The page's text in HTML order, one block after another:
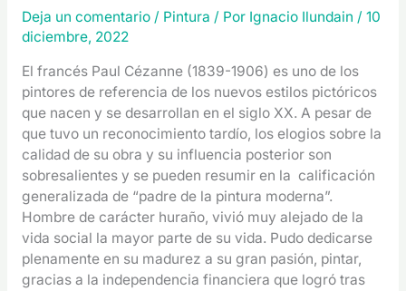
Deja un comentario / Pintura / Por Ignacio Ilundain / 10
diciembre, 2022
El francés Paul Cézanne (1839-1906) es uno de los
pintores de referencia de los nuevos estilos pictóricos
que nacen y se desarrollan en el siglo XX. A pesar de
que tuvo un reconocimiento tardío, los elogios sobre la
calidad de su obra y su influencia posterior son
sobresalientes y se pueden resumir en la calificación
generalizada de “padre de la pintura moderna”.
Hombre de carácter huraño, vivió muy alejado de la
vida social la mayor parte de su vida. Pudo dedicarse
plenamente en su madurez a su gran pasión, pintar,
gracias a la independencia financiera que logró tras